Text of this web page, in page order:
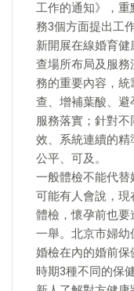
工作的通知》，
務3個方面提出工
新開展在線婚育
查場所布局及服
務的重要內容，
查、增補葉酸、
服務落實；針對
效、系統連續的
公平、可及。
一般體檢不能代替
可能有人會說，
體檢，懷孕前也
一舉。北京市婦
婚檢在內的婚前
時期3種不同的保